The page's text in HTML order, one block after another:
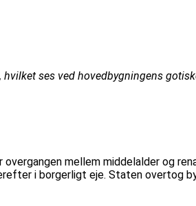
ses ved hovedbygningens
mellem middelalder og
i borgerligt eje. Staten overtog